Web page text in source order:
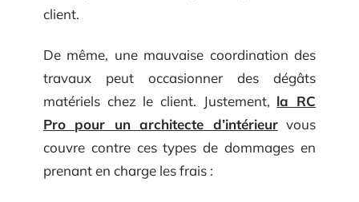
client.
De même, une mauvaise coordination des
travaux peut occasionner des dégâts
matériels chez le client. Justement, la RC
Pro pour un architecte d’intérieurvous
couvre contre ces types de dommages en
prenant en charge les frais :